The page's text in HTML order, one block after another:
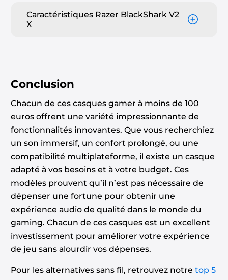
Caractéristiques Razer BlackShark V2
X
Conclusion
Chacun de ces casques gamer à moins de 100
euros offrent une variété impressionnante de
fonctionnalités innovantes. Que vous recherchiez
un son immersif, un confort prolongé, ou une
compatibilité multiplateforme, il existe un casque
adapté à vos besoins et à votre budget. Ces
modèles prouvent qu’il n’est pas nécessaire de
dépenser une fortune pour obtenir une
expérience audio de qualité dans le monde du
gaming. Chacun de ces casques est un excellent
investissement pour améliorer votre expérience
de jeu sans alourdir vos dépenses.
Pour les alternatives sans fil, retrouvez notre top 5